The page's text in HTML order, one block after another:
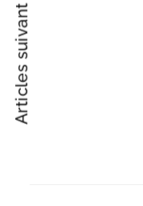
Post
Navigation
Articles suivant